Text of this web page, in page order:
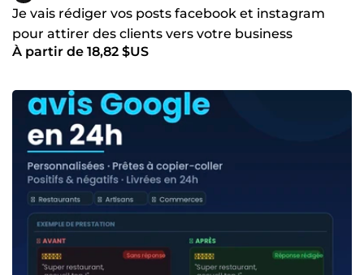
Je vais rédiger vos posts facebook et instagram
pour attirer des clients vers votre business
À partir de 18,82 $US